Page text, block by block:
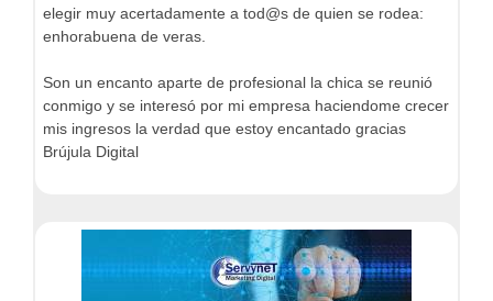
elegir muy acertadamente a tod@s de quien se rodea:
enhorabuena de veras.
Son un encanto aparte de profesional la chica se reunió
conmigo y se interesó por mi empresa haciendome crecer
mis ingresos la verdad que estoy encantado gracias
Brújula Digital